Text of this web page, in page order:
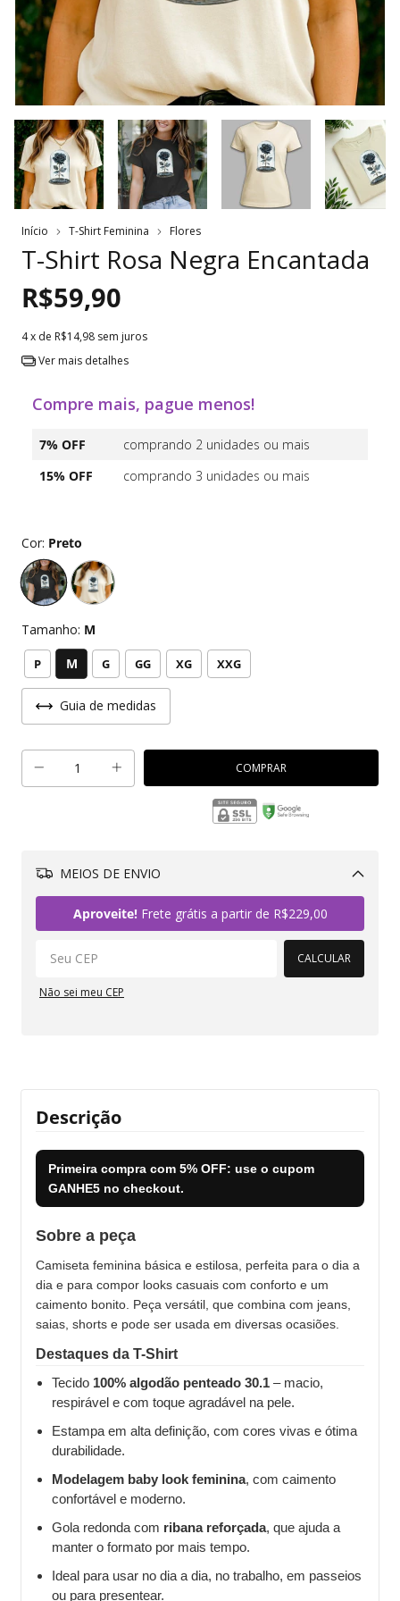
Início T-Shirt Feminina Flores
T-Shirt Rosa Negra Encantada
R$59,90
4x de R$14,98 sem juros
Ver mais detalhes
Compre mais, pague menos!
7% OFF
comprando 2 unidades ou mais
15% OFF
comprando 3 unidades ou mais
Cor: Preto
Tamanho: M
P M G GG XG XXG
Guia de medidas
MEIOS DE ENVIO
Aproveite!Frete grátis a partir de R$229,00
CALCULAR
Não sei meu CEP
Descrição
Primeira compra com 5% OFF: use o cupom
GANHE5 no checkout.
Sobre a peça
Camiseta feminina básica e estilosa, perfeita para o dia a
dia e para compor looks casuais com conforto e um
caimento bonito. Peça versátil, que combina com jeans,
saias, shorts e pode ser usada em diversas ocasiões.
Destaques da T-Shirt
Tecido 100% algodão penteado 30.1 – macio,
respirável e com toque agradável na pele.
Estampa em alta definição, com cores vivas e ótima
durabilidade.
Modelagem baby look feminina, com caimento
confortável e moderno.
Gola redonda com ribana reforçada, que ajuda a
manter o formato por mais tempo.
Ideal para usar no dia a dia, no trabalho, em passeios
ou para presentear.